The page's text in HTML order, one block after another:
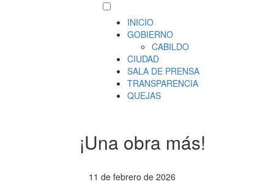
INICIO
GOBIERNO
CABILDO
CIUDAD
SALA DE PRENSA
TRANSPARENCIA
QUEJAS
¡Una obra más!
11 de febrero de 2026